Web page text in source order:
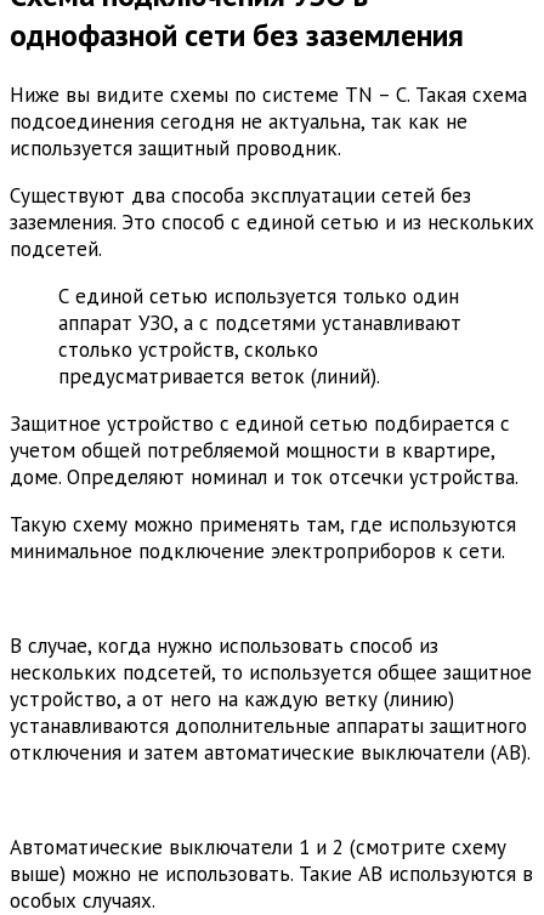
однофазной сети без заземления
Ниже вы видите схемы по системе TN – C. Такая схема
подсоединения сегодня не актуальна, так как не
используется защитный проводник.
Существуют два способа эксплуатации сетей без
заземления. Это способ с единой сетью и из нескольких
подсетей.
С единой сетью используется только один
аппарат УЗО, а с подсетями устанавливают
столько устройств, сколько
предусматривается веток (линий).
Защитное устройство с единой сетью подбирается с
учетом общей потребляемой мощности в квартире,
доме. Определяют номинал и ток отсечки устройства.
Такую схему можно применять там, где используются
минимальное подключение электроприборов к сети.
В случае, когда нужно использовать способ из
нескольких подсетей, то используется общее защитное
устройство, а от него на каждую ветку (линию)
устанавливаются дополнительные аппараты защитного
отключения и затем автоматические выключатели (АВ).
Автоматические выключатели 1 и 2 (смотрите схему
выше) можно не использовать. Такие АВ используются в
особых случаях.